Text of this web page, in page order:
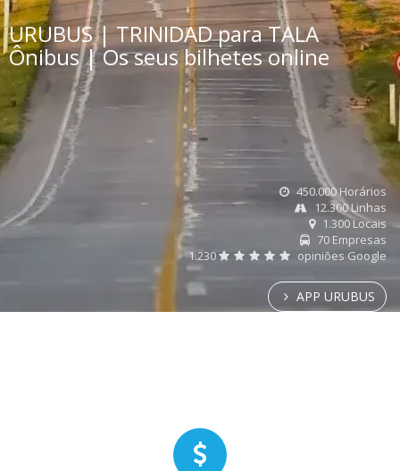
URUBUS | TRINIDAD para TALA
Ônibus | Os seus bilhetes online
450.000 Horários
12.300 Linhas
1.300 Locais
70 Empresas
1.230
opiniões Google
APP URUBUS